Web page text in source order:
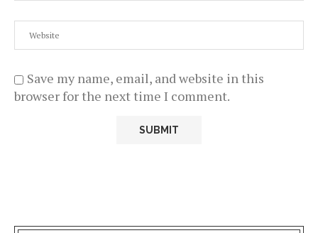
Save my name, email, and website in this
browser for the next time I comment.